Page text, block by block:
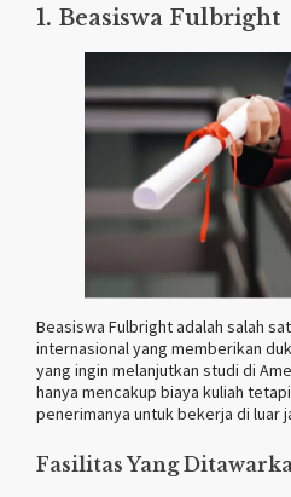
1. Beasiswa Fulbright
Beasiswa Fulbright adalah salah
internasional yang memberikan
yang ingin melanjutkan studi di
hanya mencakup biaya kuliah
penerimanya untuk bekerja di luar
Fasilitas Yang